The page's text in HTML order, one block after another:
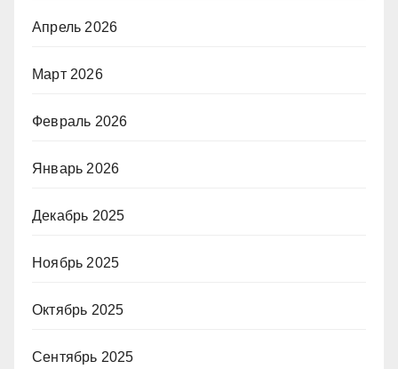
Апрель 2026
Март 2026
Февраль 2026
Январь 2026
Декабрь 2025
Ноябрь 2025
Октябрь 2025
Сентябрь 2025